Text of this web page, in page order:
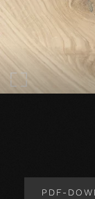
PDF-